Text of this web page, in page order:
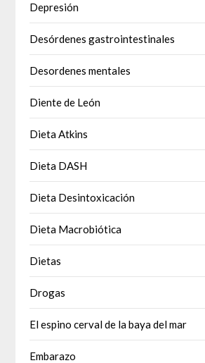
Depresión
Desórdenes gastrointestinales
Desordenes mentales
Diente de León
Dieta Atkins
Dieta DASH
Dieta Desintoxicación
Dieta Macrobiótica
Dietas
Drogas
El espino cerval de la baya del mar
Embarazo